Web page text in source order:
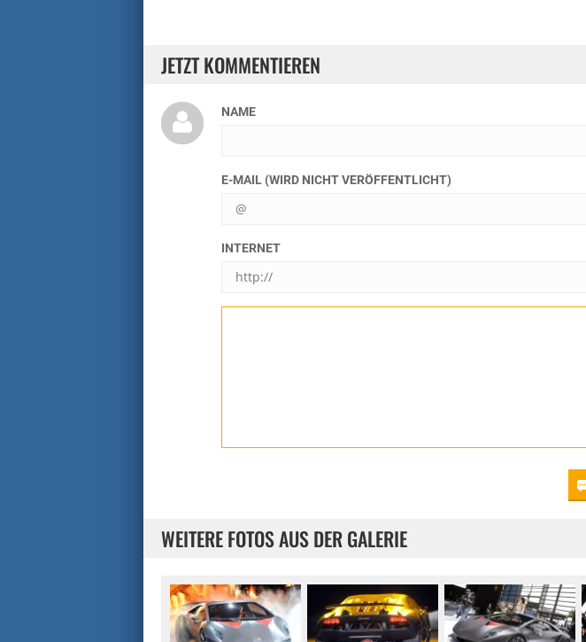
JETZT KOMMENTIEREN
NAME
E-MAIL (WIRD NICHT VERÖFFENTLICHT)
INTERNET
WEITERE FOTOS AUS DER GALERIE